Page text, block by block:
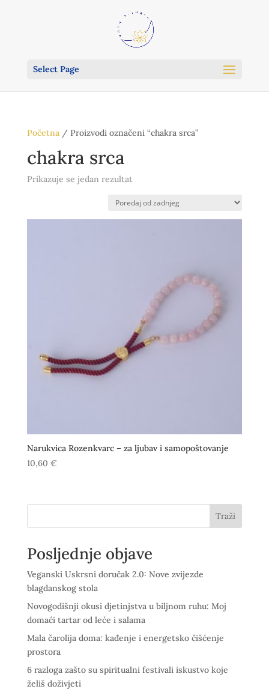
Select Page
Početna/ Proizvodi označeni “chakra srca”
chakra srca
Prikazuje se jedan rezultat
Narukvica Rozenkvarc – za ljubav i samopoštovanje
10,60 €
Traži
Posljednje objave
Veganski Uskrsni doručak 2.0: Nove zvijezde
blagdanskog stola
Novogodišnji okusi djetinjstva u biljnom ruhu: Moj
domaći tartar od leće i salama
Mala čarolija doma: kađenje i energetsko čišćenje
prostora
6 razloga zašto su spiritualni festivali iskustvo koje
želiš doživjeti